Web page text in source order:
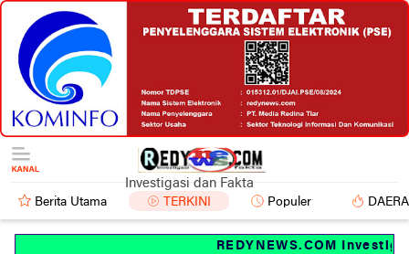
Investigasi dan Fakta
Berita Utama TERKINI Populer
REDYNEWS.COM